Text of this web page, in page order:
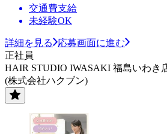
交通費支給
未経験OK
詳細を見る
応募画面に進む
正社員
HAIR STUDIO IWASAKI 福島いわき
(株式会社ハクブン)